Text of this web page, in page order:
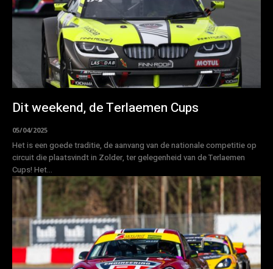
Dit weekend, de Terlaemen Cups
05/04/2025
Het is een goede traditie, de aanvang van de nationale competitie op
circuit die plaatsvindt in Zolder, ter gelegenheid van de Terlaemen
Cups! Het...